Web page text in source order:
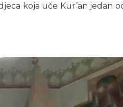
koja uče Kur’an jedan